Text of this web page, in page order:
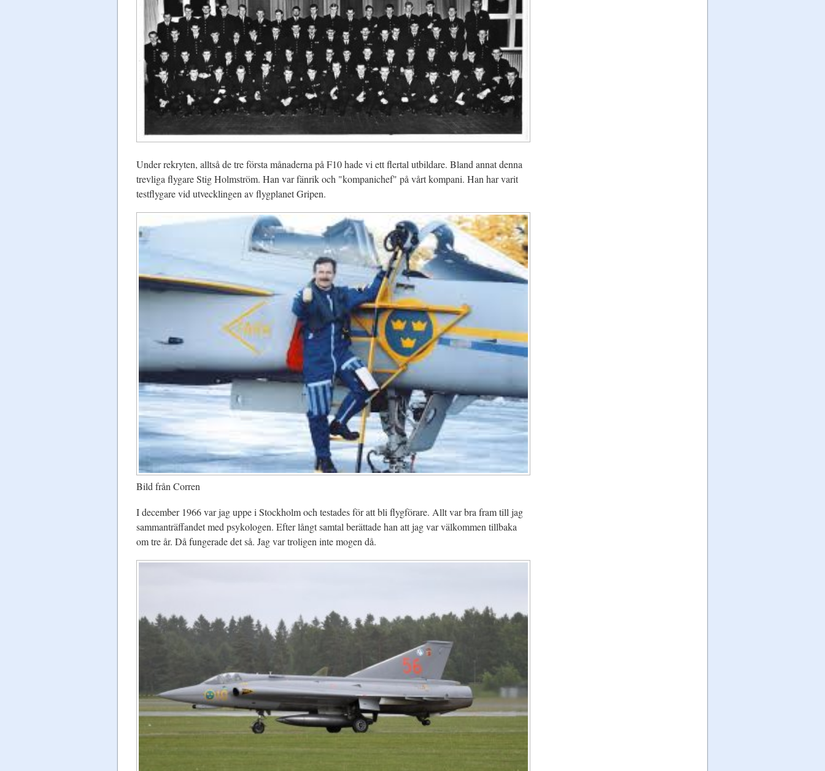
Under rekryten, alltså de tre första månaderna på F10 hade vi ett flertal utbildare. Bland annat denna
trevliga flygare Stig Holmström. Han var fänrik och "kompanichef" på vårt kompani. Han har varit
testflygare vid utvecklingen av flygplanet Gripen.
Bild från Corren
I december 1966 var jag uppe i Stockholm och testades för att bli flygförare. Allt var bra fram till jag
sammanträffandet med psykologen. Efter långt samtal berättade han att jag var välkommen tillbaka
om tre år. Då fungerade det så. Jag var troligen inte mogen då.